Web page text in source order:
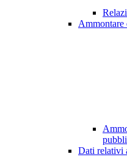
Ammontare
Dati relativi